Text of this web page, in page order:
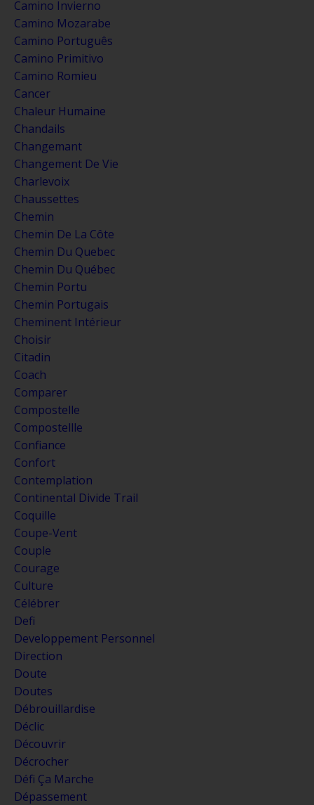
Camino Invierno
Camino Mozarabe
Camino Português
Camino Primitivo
Camino Romieu
Cancer
Chaleur Humaine
Chandails
Changemant
Changement De Vie
Charlevoix
Chaussettes
Chemin
Chemin De La Côte
Chemin Du Quebec
Chemin Du Québec
Chemin Portu
Chemin Portugais
Cheminent Intérieur
Choisir
Citadin
Coach
Comparer
Compostelle
Compostellle
Confiance
Confort
Contemplation
Continental Divide Trail
Coquille
Coupe-Vent
Couple
Courage
Culture
Célébrer
Defi
Developpement Personnel
Direction
Doute
Doutes
Débrouillardise
Déclic
Découvrir
Décrocher
Défi Ça Marche
Dépassement